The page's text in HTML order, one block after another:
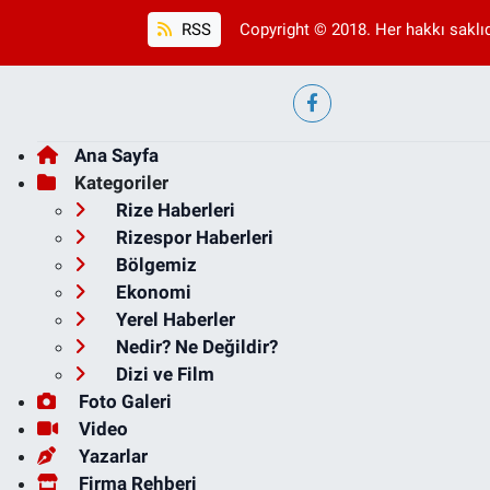
RSS Copyright © 2018. Her hakkı
Ana Sayfa
Kategoriler
Rize Haberleri
Rizespor Haberleri
Bölgemiz
Ekonomi
Yerel Haberler
Nedir? Ne Değildir?
Dizi ve Film
Foto Galeri
Video
Yazarlar
Firma Rehberi